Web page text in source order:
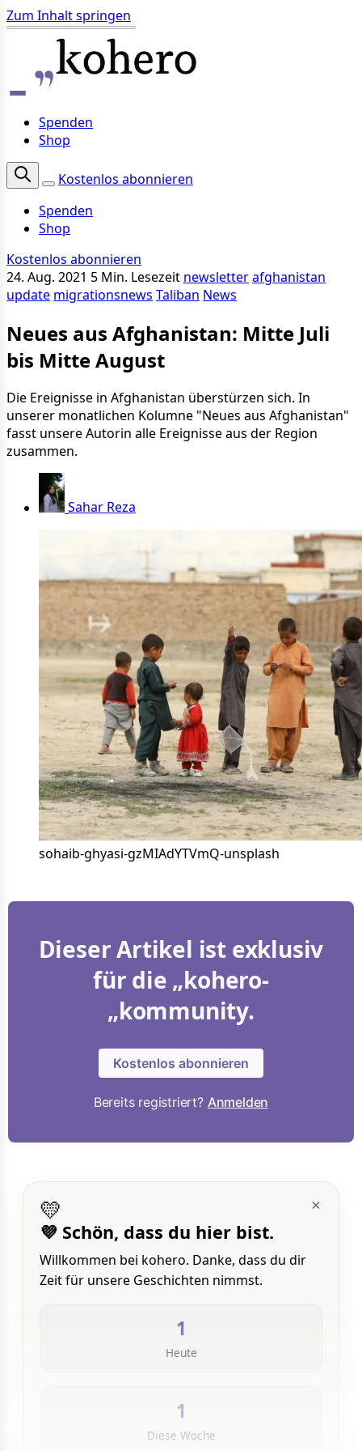
Zum Inhalt springen
Spenden
Shop
Kostenlos abonnieren
Spenden
Shop
Kostenlos abonnieren
24. Aug. 2021 5 Min. Lesezeit newsletterafghanistan
update migrationsnews Taliban News
Neues aus Afghanistan: Mitte Juli
bis Mitte August
Die Ereignisse in Afghanistan überstürzen sich. In
unserer monatlichen Kolumne "Neues aus Afghanistan"
fasst unsere Autorin alle Ereignisse aus der Region
zusammen.
Sahar Reza
sohaib-ghyasi-gzMIAdYTVmQ-unsplash
Dieser Artikel ist exklusiv
für die „kohero-
„kommunity.
Kostenlos abonnieren
Bereits registriert? Anmelden
×
💛
💜 Schön, dass du hier bist.
Willkommen bei kohero. Danke, dass du dir
Zeit für unsere Geschichten nimmst.
1
Heute
1
Diese Woche